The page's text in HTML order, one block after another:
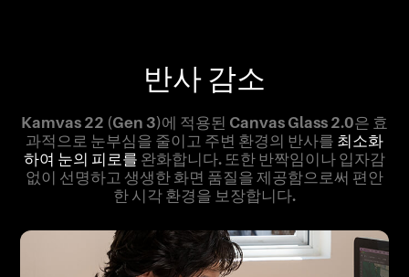
반사 감소
Kamvas 22 (Gen 3)에 적용된 Canvas Glass 2.0은 효
과적으로 눈부심을 줄이고 주변 환경의 반사를 최소화
하여 눈의 피로를 완화합니다. 또한 반짝임이나 입자감
없이 선명하고 생생한 화면 품질을 제공함으로써 편안
한 시각 환경을 보장합니다.